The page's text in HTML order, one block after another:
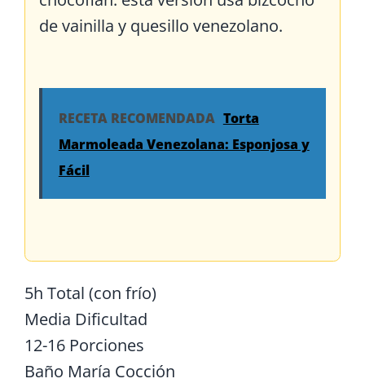
de vainilla y quesillo venezolano.
RECETA RECOMENDADA Torta
Marmoleada Venezolana: Esponjosa y
Fácil
5h Total (con frío)
Media Dificultad
12-16 Porciones
Baño María Cocción